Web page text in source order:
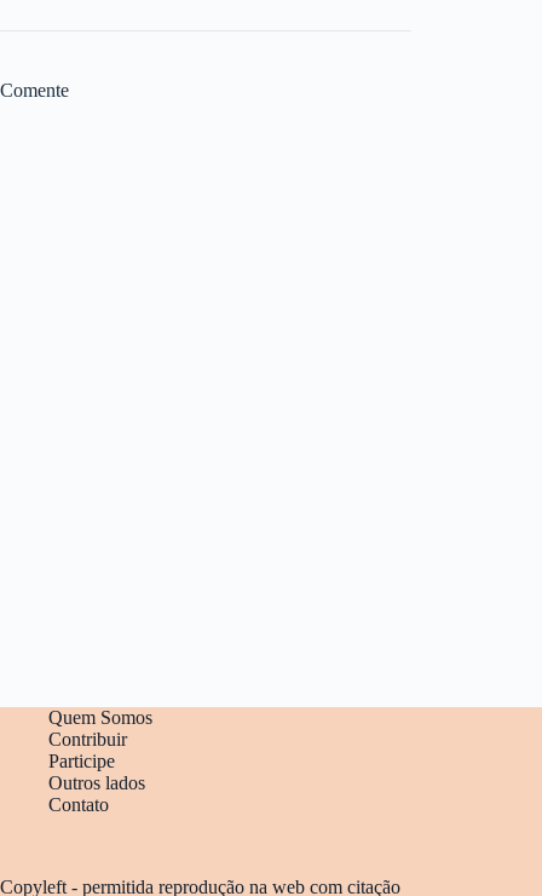
Comente
Quem Somos
Contribuir
Participe
Outros lados
Contato
Copyleft - permitida reprodução na web com citação